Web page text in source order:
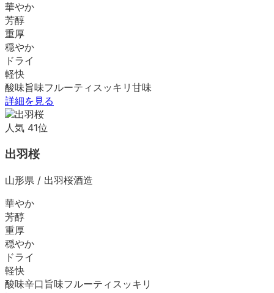
華やか
芳醇
重厚
穏やか
ドライ
軽快
酸味旨味フルーティ スッキリ 甘味
詳細を見る
人気 41位
出羽桜
山形県 / 出羽桜酒造
華やか
芳醇
重厚
穏やか
ドライ
軽快
酸味辛口 旨味フルーティ スッキリ